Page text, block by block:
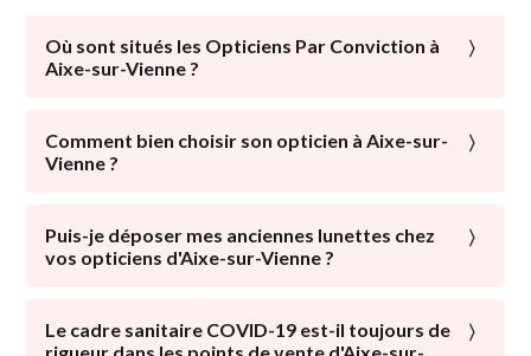
Où sont situés les Opticiens Par Conviction à
Aixe-sur-Vienne ?
Vienne, des commerces locaux : les Opticiens Par
Conviction sont présents dans tous les quartiers
service optométrie : choisissez l'opticien aixois qui
vous correspond !
Comment bien choisir son opticien à Aixe-sur-
Vienne ?
en avant par un opticien. Un expert de la vision doit
mettre tout son savoir-faire à votre disposition afin
L’étape primordiale : Lister vos nécessités
Puis-je déposer mes anciennes lunettes chez
vos opticiens d'Aixe-sur-Vienne ?
en ont besoin, les recycler… certains opticiens d'Aixe-
Le cadre sanitaire COVID-19 est-il toujours de